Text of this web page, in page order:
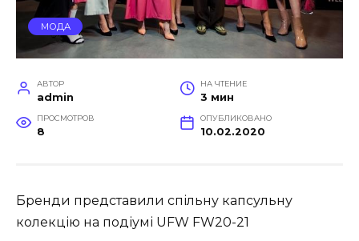
МОДА
АВТОР
admin
НА ЧТЕНИЕ
3 мин
ПРОСМОТРОВ
8
ОПУБЛИКОВАНО
10.02.2020
Бренди представили спільну капсульну
колекцію на подіумі UFW FW20-21